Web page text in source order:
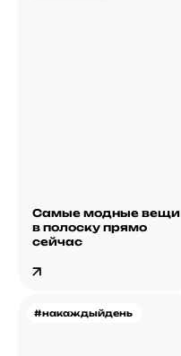
Самые модные вещи
в полоску прямо
сейчас
#накаждыйдень